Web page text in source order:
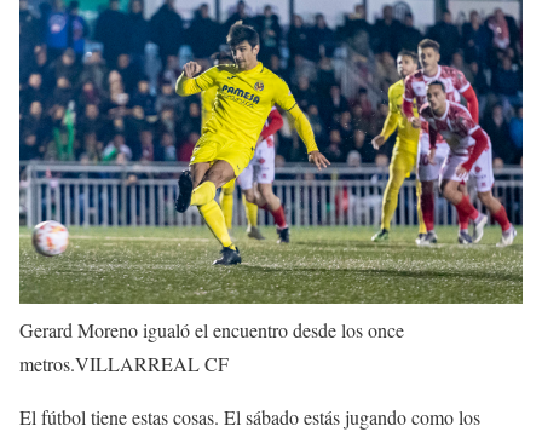
Gerard Moreno igualó el encuentro desde los once
metros.VILLARREAL CF
El fútbol tiene estas cosas. El sábado estás jugando como los